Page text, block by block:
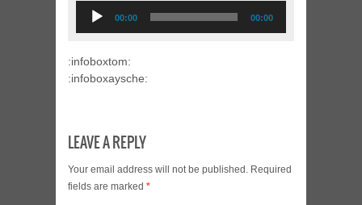
Audio
Player
00:00 00:00
:infoboxtom:
:infoboxaysche:
LEAVE A REPLY
Your email address will not be published. Required
fields are marked *